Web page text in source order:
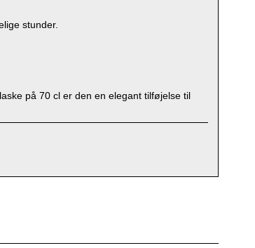
stunder.
på 70 cl er den en elegant tilføjelse til